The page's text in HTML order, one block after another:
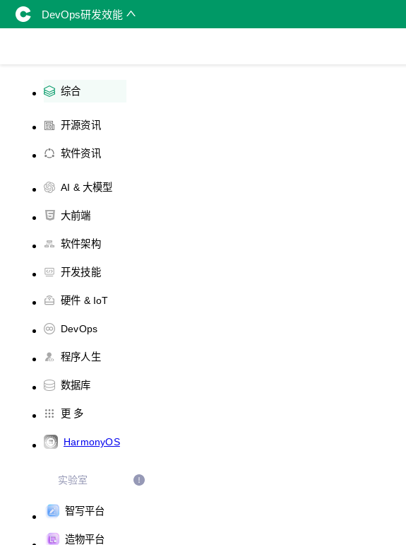
DevOps研发效能
综合
开源资讯
软件资讯
AI & 大模型
大前端
软件架构
开发技能
硬件 & IoT
DevOps
程序人生
数据库
更 多
HarmonyOS
实验室
智写平台
造物平台